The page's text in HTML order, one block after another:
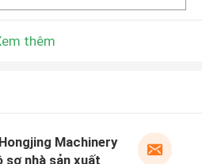
thêm
Machinery
sơ nhà sản xuất